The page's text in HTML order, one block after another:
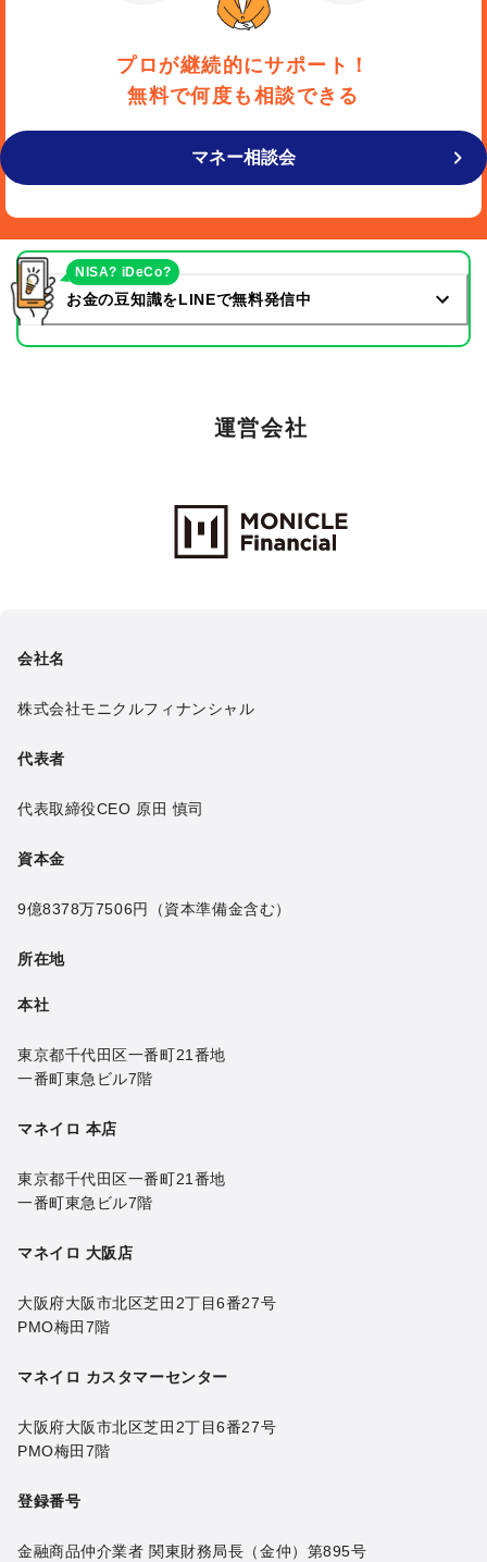
プロが継続的にサポート！
無料で何度も相談できる
マネー相談会
お金の豆知識をLINEで無料発信中
NISA? iDeCo?
運営会社
Monicle Financial Inc.
会社名
株式会社モニクルフィナンシャル
代表者
代表取締役CEO 原田 慎司
資本金
9億8378万7506円 （資本準備金含む）
所在地
本社
東京都千代田区一番町21番地
一番町東急ビル7階
マネイロ 本店
東京都千代田区一番町21番地
一番町東急ビル7階
マネイロ 大阪店
大阪府大阪市北区芝田2丁目6番27号
PMO梅田7階
マネイロ カスタマーセンター
大阪府大阪市北区芝田2丁目6番27号
PMO梅田7階
登録番号
金融商品仲介業者 関東財務局長（金仲）第895号